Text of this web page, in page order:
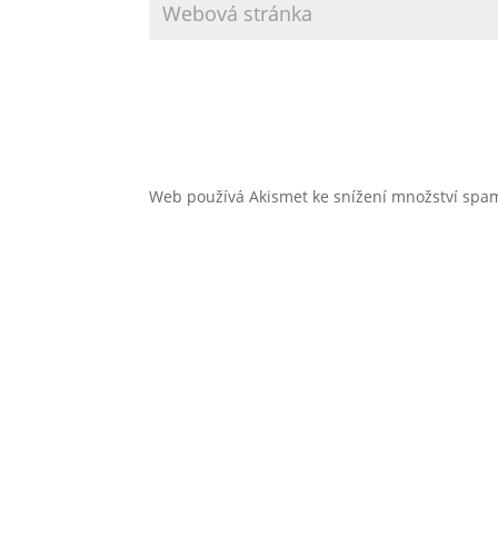
Web používá Akismet ke snížení množství